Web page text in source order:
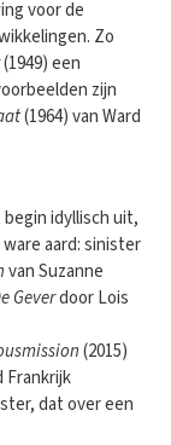
voor de
Zo
(1949) een
zijn
(1964) van Ward
idyllisch uit,
aard: sinister
van Suzanne
Geverdoor Lois
(2015)
Frankrijk
dat over een